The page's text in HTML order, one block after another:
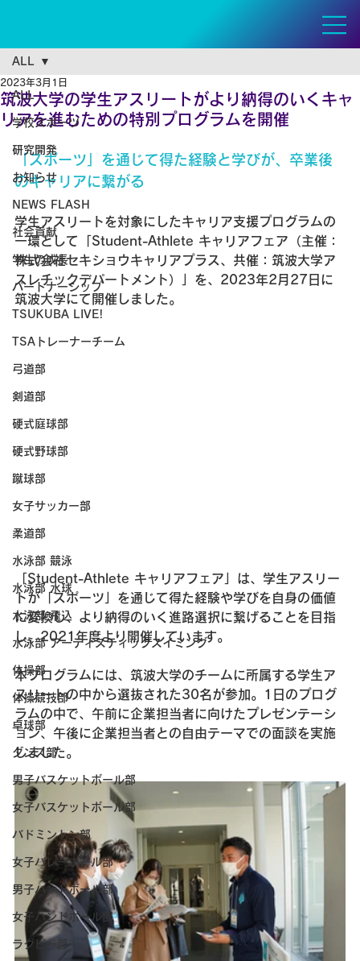
ALL
学校スポーツ
研究開発
お知らせ
NEWS FLASH
社会貢献
学生の成長
パートナーシップ
TSUKUBA LIVE!
TSAトレーナーチーム
弓道部
剣道部
硬式庭球部
硬式野球部
蹴球部
女子サッカー部
柔道部
水泳部 競泳
水泳部 水球
水泳部 飛込
水泳部 アーティスティックスイミング
体操部
体操競技部
卓球部
ダンス部
男子バスケットボール部
女子バスケットボール部
バドミントン部
女子バレーボール部
男子ハンドボール部
女子ハンドボール部
ラグビー部
ALL
筑波大学の学生アスリートがより納得のいくキャ
リアを進むための特別プログラムを開催
2023年3月1日
「スポーツ」を通じて得た経験と学びが、卒業後
のキャリアに繋がる
学生アスリートを対象にしたキャリア支援プログラムの
一環として「Student-Athlete キャリアフェア（主催：
株式会社セキショウキャリアプラス、共催：筑波大学ア
スレチックデパートメント）」を、2023年2月27日に
筑波大学にて開催しました。
「Student-Athlete キャリアフェア」は、学生アスリー
トが「スポーツ」を通じて得た経験や学びを自身の価値
に変換し、より納得のいく進路選択に繋げることを目指
し、2021年度より開催しています。
本プログラムには、筑波大学のチームに所属する学生ア
スリートの中から選抜された30名が参加。1日のプログ
ラムの中で、午前に企業担当者に向けたプレゼンテーシ
ョン、午後に企業担当者との自由テーマでの面談を実施
しました。